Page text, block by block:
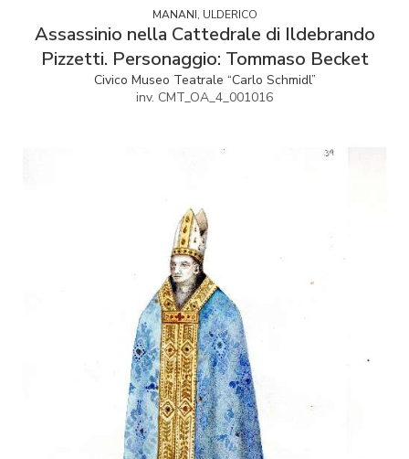
MANANI, ULDERICO
Assassinio nella Cattedrale di Ildebrando
Pizzetti. Personaggio: Tommaso Becket
Civico Museo Teatrale “Carlo Schmidl”
inv. CMT_OA_4_001016